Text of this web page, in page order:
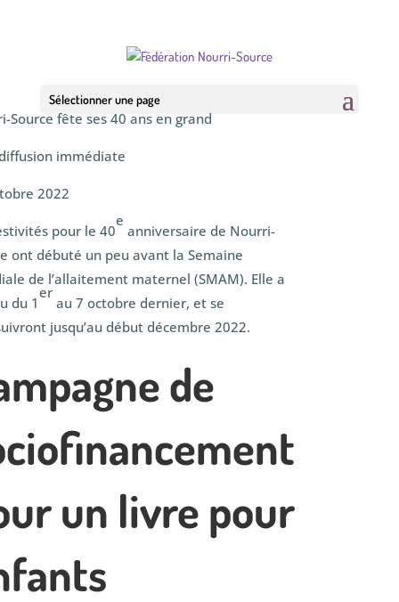
Sélectionner une page
Source fête ses 40 ans en grand
immédiate
2022
pour le 40
e
anniversaire de Nourri-
ont débuté un peu avant la Semaine
de l’allaitement maternel (SMAM). Elle a
du 1
er
au 7 octobre dernier, et se
jusqu’au début décembre 2022.
de
un livre pour